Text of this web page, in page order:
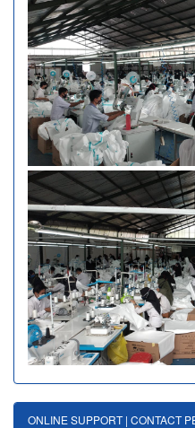
ONLINE SUPPORT | CONTACT